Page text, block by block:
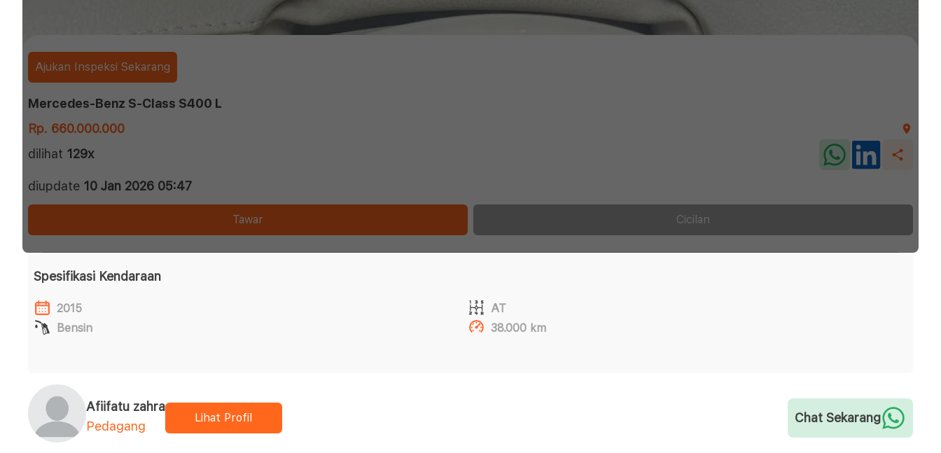
Ajukan Inspeksi Sekarang
Mercedes-Benz S-Class S400 L
Rp. 660.000.000
dilihat 129x
diupdate 10 Jan 2026 05:47
Tawar Cicilan
Spesifikasi Kendaraan
2015
AT
Bensin
38.000 km
Afiifatu zahra
Pedagang
Lihat Profil Chat Sekarang